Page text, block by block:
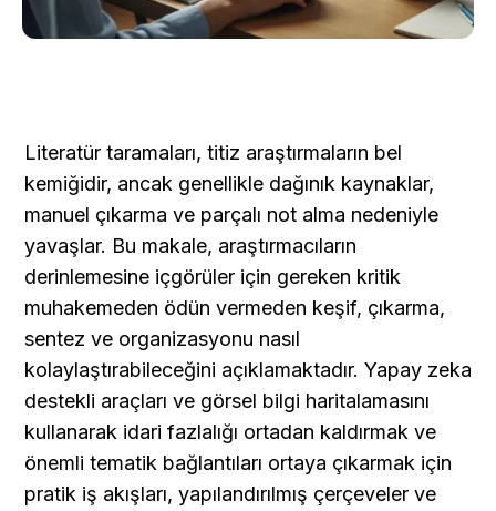
Literatür taramaları, titiz araştırmaların bel
kemiğidir, ancak genellikle dağınık kaynaklar,
manuel çıkarma ve parçalı not alma nedeniyle
yavaşlar. Bu makale, araştırmacıların
derinlemesine içgörüler için gereken kritik
muhakemeden ödün vermeden keşif, çıkarma,
sentez ve organizasyonu nasıl
kolaylaştırabileceğini açıklamaktadır. Yapay zeka
destekli araçları ve görsel bilgi haritalamasını
kullanarak idari fazlalığı ortadan kaldırmak ve
önemli tematik bağlantıları ortaya çıkarmak için
pratik iş akışları, yapılandırılmış çerçeveler ve